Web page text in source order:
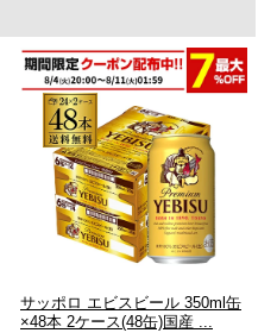
サッポロ エビスビール 350ml缶
×48本 2ケース(48缶)国産 ...